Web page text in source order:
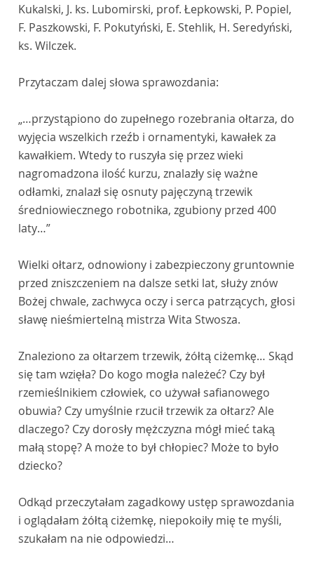
Kukalski, J. ks. Lubomirski, prof. Łepkowski, P. Popiel,
F. Paszkowski, F. Pokutyński, E. Stehlik, H. Seredyński,
ks. Wilczek.
Przytaczam dalej słowa sprawozdania:
„…przystąpiono do zupełnego rozebrania ołtarza, do
wyjęcia wszelkich rzeźb i ornamentyki, kawałek za
kawałkiem. Wtedy to ruszyła się przez wieki
nagromadzona ilość kurzu, znalazły się ważne
odłamki, znalazł się osnuty pajęczyną trzewik
średniowiecznego robotnika, zgubiony przed 400
laty…”
Wielki ołtarz, odnowiony i zabezpieczony gruntownie
przed zniszczeniem na dalsze setki lat, służy znów
Bożej chwale, zachwyca oczy i serca patrzących, głosi
sławę nieśmiertelną mistrza Wita Stwosza.
Znaleziono za ołtarzem trzewik, żółtą ciżemkę… Skąd
się tam wzięła? Do kogo mogła należeć? Czy był
rzemieślnikiem człowiek, co używał safianowego
obuwia? Czy umyślnie rzucił trzewik za ołtarz? Ale
dlaczego? Czy dorosły mężczyzna mógł mieć taką
małą stopę? A może to był chłopiec? Może to było
dziecko?
Odkąd przeczytałam zagadkowy ustęp sprawozdania
i oglądałam żółtą ciżemkę, niepokoiły mię te myśli,
szukałam na nie odpowiedzi…